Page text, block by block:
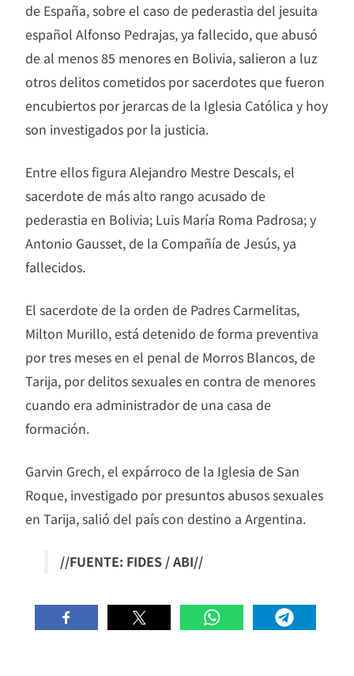
de España, sobre el caso de pederastia del jesuita
español Alfonso Pedrajas, ya fallecido, que abusó
de al menos 85 menores en Bolivia, salieron a luz
otros delitos cometidos por sacerdotes que fueron
encubiertos por jerarcas de la Iglesia Católica y hoy
son investigados por la justicia.
Entre ellos figura Alejandro Mestre Descals, el
sacerdote de más alto rango acusado de
pederastia en Bolivia; Luis María Roma Padrosa; y
Antonio Gausset, de la Compañía de Jesús, ya
fallecidos.
El sacerdote de la orden de Padres Carmelitas,
Milton Murillo, está detenido de forma preventiva
por tres meses en el penal de Morros Blancos, de
Tarija, por delitos sexuales en contra de menores
cuando era administrador de una casa de
formación.
Garvin Grech, el expárroco de la Iglesia de San
Roque, investigado por presuntos abusos sexuales
en Tarija, salió del país con destino a Argentina.
//FUENTE: FIDES / ABI//